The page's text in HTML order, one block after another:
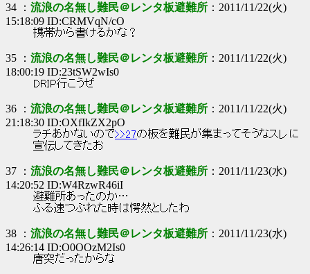
34 ： 流浪の名無し難民＠レンタ板避難所 ：2011/11/22(火)
15:18:09 ID:CRMVqN/cO
携帯から書けるかな？
35 ： 流浪の名無し難民＠レンタ板避難所 ：2011/11/22(火)
18:00:19 ID:23tSW2wIs0
DRIP行こうぜ
36 ： 流浪の名無し難民＠レンタ板避難所 ：2011/11/22(火)
21:18:30 ID:OXfIkZX2pO
ラチあかないので>>27の板を難民が集まってそうなスレに
宣伝してきたお
37 ： 流浪の名無し難民＠レンタ板避難所 ：2011/11/23(水)
14:20:52 ID:W4RzwR46iI
避難所あったのか…
ふる速つぶれた時は愕然としたわ
38 ： 流浪の名無し難民＠レンタ板避難所 ：2011/11/23(水)
14:26:14 ID:O0OOzM2Is0
唐突だったからな